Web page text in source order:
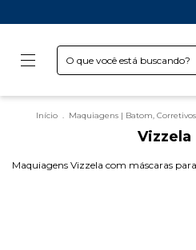
Início . Maquiagens | Batom,
Vizzela
Maquiagens Vizzela com máscaras